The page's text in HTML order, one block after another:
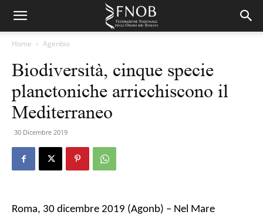
Home Agenbio
Biodiversità, cinque specie
planctoniche arricchiscono il
Mediterraneo
30 Dicembre 2019
Roma, 30 dicembre 2019 (Agonb) – Nel Mare